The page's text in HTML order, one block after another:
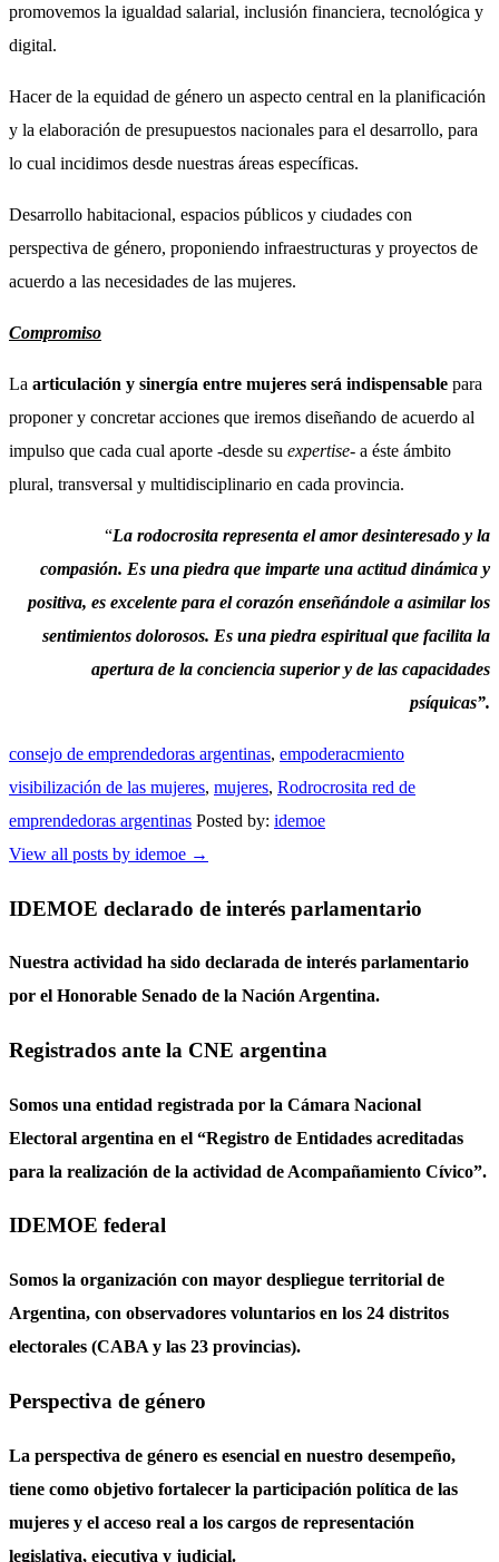
promovemos la igualdad salarial, inclusión financiera, tecnológica y
digital.
Hacer de la equidad de género un aspecto central en la planificación
y la elaboración de presupuestos nacionales para el desarrollo, para
lo cual incidimos desde nuestras áreas específicas.
Desarrollo habitacional, espacios públicos y ciudades con
perspectiva de género, proponiendo infraestructuras y proyectos de
acuerdo a las necesidades de las mujeres.
Compromiso
La articulación y sinergía entre mujeres será indispensable para
proponer y concretar acciones que iremos diseñando de acuerdo al
impulso que cada cual aporte -desde su expertise- a éste ámbito
plural, transversal y multidisciplinario en cada provincia.
“La rodocrosita representa el amor desinteresado y la
compasión. Es una piedra que imparte una actitud dinámica y
positiva, es excelente para el corazón enseñándole a asimilar los
sentimientos dolorosos. Es una piedra espiritual que facilita la
apertura de la conciencia superior y de las capacidades
psíquicas”.
consejo de emprendedoras argentinas, empoderacmiento
visibilización de las mujeres, mujeres, Rodrocrosita red de
emprendedoras argentinas Posted by: idemoe
View all posts by idemoe →
IDEMOE declarado de interés parlamentario
Nuestra actividad ha sido declarada de interés parlamentario
por el Honorable Senado de la Nación Argentina.
Registrados ante la CNE argentina
Somos una entidad registrada por la Cámara Nacional
Electoral argentina en el “Registro de Entidades acreditadas
para la realización de la actividad de Acompañamiento Cívico”.
IDEMOE federal
Somos la organización con mayor despliegue territorial de
Argentina, con observadores voluntarios en los 24 distritos
electorales (CABA y las 23 provincias).
Perspectiva de género
La perspectiva de género es esencial en nuestro desempeño,
tiene como objetivo fortalecer la participación política de las
mujeres y el acceso real a los cargos de representación
legislativa, ejecutiva y judicial.